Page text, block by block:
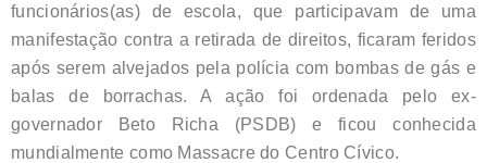
funcionários(as) de escola, que participavam de uma
manifestação contra a retirada de direitos, ficaram feridos
após serem alvejados pela polícia com bombas de gás e
balas de borrachas. A ação foi ordenada pelo ex-
governador Beto Richa (PSDB) e ficou conhecida
mundialmente como Massacre do Centro Cívico.